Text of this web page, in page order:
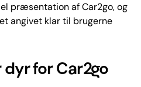
præsentation af Car2go, og
angivet klar til brugerne
dyr for Car2go